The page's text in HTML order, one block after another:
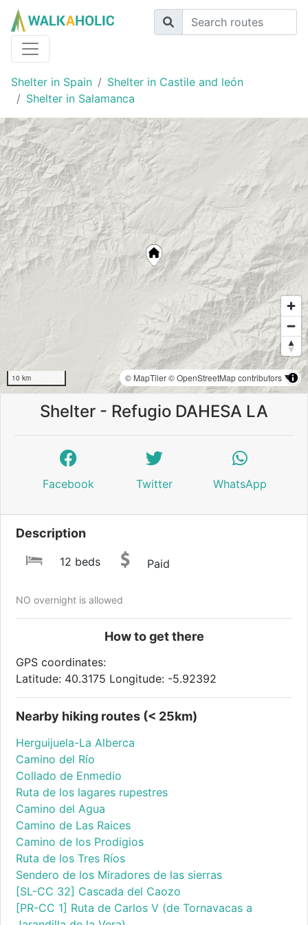
Shelter in Spain
Shelter in Castile and león
Shelter in Salamanca
10 km © MapTiler© OpenStreetMap contributors
Shelter - Refugio DAHESA LA
Facebook Twitter WhatsApp
Description
12 beds Paid
NO overnight is allowed
How to get there
GPS coordinates:
Latitude: 40.3175 Longitude: -5.92392
Nearby hiking routes (< 25km)
Herguijuela-La Alberca
Camino del Río
Collado de Enmedio
Ruta de los lagares rupestres
Camino del Agua
Camino de Las Raices
Camino de los Prodigios
Ruta de los Tres Ríos
Sendero de los Miradores de las sierras
[SL-CC 32] Cascada del Caozo
[PR-CC 1] Ruta de Carlos V (de Tornavacas a